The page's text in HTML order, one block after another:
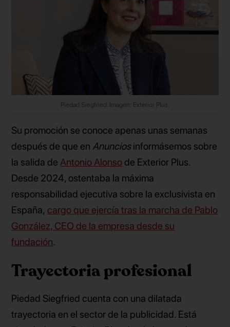
Piedad Siegfried. Imagen: Exterior Plus.
Su promoción se conoce apenas unas semanas
después de que en Anunciosinformásemos sobre
la salida deAntonio Alonso de Exterior Plus.
Desde 2024, ostentaba la máxima
responsabilidad ejecutiva sobre la exclusivista en
España, cargo que ejercía tras la marcha de Pablo
González, CEO de la empresa desde su
fundación.
Trayectoria profesional
Piedad Siegfried cuenta con una dilatada
trayectoria en el sector de la publicidad. Está